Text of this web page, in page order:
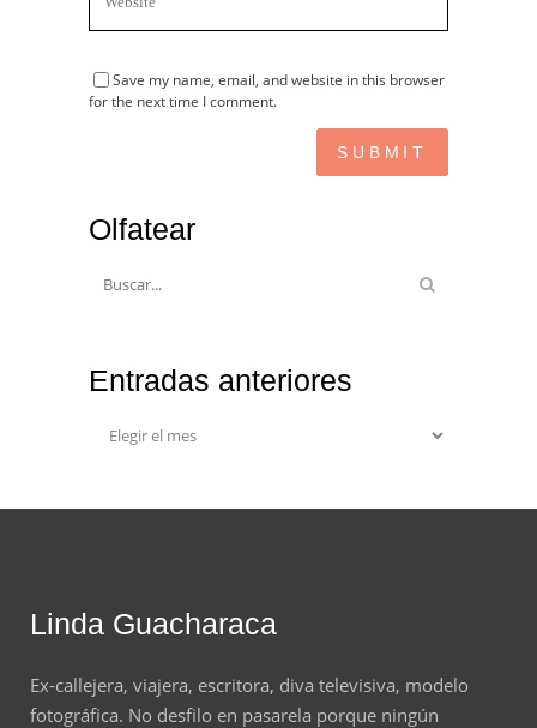
Save my name, email, and website in this browser
for the next time I comment.
Olfatear
Entradas anteriores
anteriores
Linda Guacharaca
Ex-callejera, viajera, escritora, diva televisiva, modelo
fotográfica. No desfilo en pasarela porque ningún